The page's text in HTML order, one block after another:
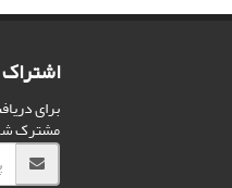
برای
مشترک